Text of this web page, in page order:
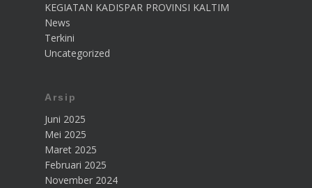
KEGIATAN KADISPAR PROVINSI KALTIM
News
Terkini
Uncategorized
Arsip
Juni 2025
Mei 2025
Maret 2025
Februari 2025
November 2024